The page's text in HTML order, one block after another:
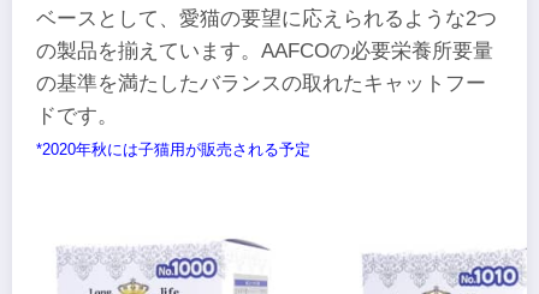
ベースとして、愛猫の要望に応えられるような2つ
の製品を揃えています。AAFCOの必要栄養所要量
の基準を満たしたバランスの取れたキャットフー
ドです。
*2020年秋には子猫用が販売される予定